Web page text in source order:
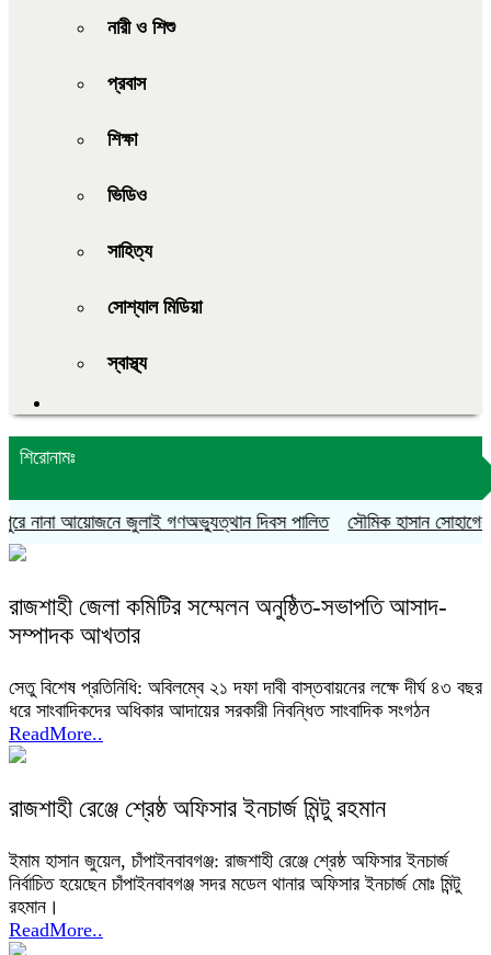
নারী ও শিশু
প্রবাস
শিক্ষা
ভিডিও
সাহিত্য
সোশ্যাল মিডিয়া
স্বাস্থ্য
শিরোনামঃ
নানা আয়োজনে জুলাই গণঅভ্যুত্থান দিবস পালিত সৌমিক হাসান সোহাগের
রাজশাহী জেলা কমিটির সম্মেলন অনুষ্ঠিত-সভাপতি আসাদ-
সম্পাদক আখতার
সেতু বিশেষ প্রতিনিধি: অবিলম্বে ২১ দফা দাবী বাস্তবায়নের লক্ষে দীর্ঘ ৪৩ বছর
ধরে সাংবাদিকদের অধিকার আদায়ের সরকারী নিবন্ধিত সাংবাদিক সংগঠন
ReadMore..
রাজশাহী রেঞ্জে শ্রেষ্ঠ অফিসার ইনচার্জ মিন্টু রহমান
ইমাম হাসান জুয়েল, চাঁপাইনবাবগঞ্জ: রাজশাহী রেঞ্জে শ্রেষ্ঠ অফিসার ইনচার্জ
নির্বাচিত হয়েছেন চাঁপাইনবাবগঞ্জ সদর মডেল থানার অফিসার ইনচার্জ মোঃ মিন্টু
রহমান।
ReadMore..